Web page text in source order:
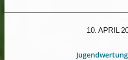
10. APRIL